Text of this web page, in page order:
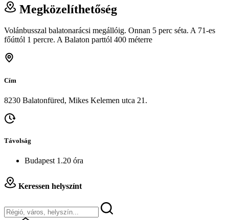
Megközelíthetőség
Volánbusszal balatonarácsi megállóig. Onnan 5 perc séta. A 71-es
főúttól 1 percre. A Balaton parttól 400 méterre
Cím
8230 Balatonfüred, Mikes Kelemen utca 21.
Távolság
Budapest 1.20 óra
Keressen helyszínt